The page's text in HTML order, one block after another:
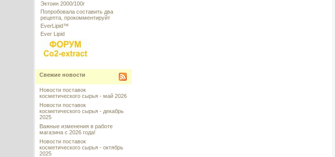
Эктоин 2000/100г
Попробовала составить два
рецепта, прокомментируйт
EverLipid™
Ever Lipid
Свежие новости
Новости поставок
косметического сырья - май 2026
Новости поставок
косметического сырья - декабрь
2025
Важные изменения в работе
магазина с 2026 года!
Новости поставок
косметического сырья - октябрь
2025